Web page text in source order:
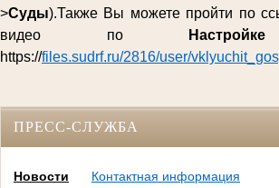
>Суды).Также Вы можете пройти по
видео по
https://files.sudrf.ru/2816/user/
ПРЕСС-СЛУЖБА
Новости
Контактная информация